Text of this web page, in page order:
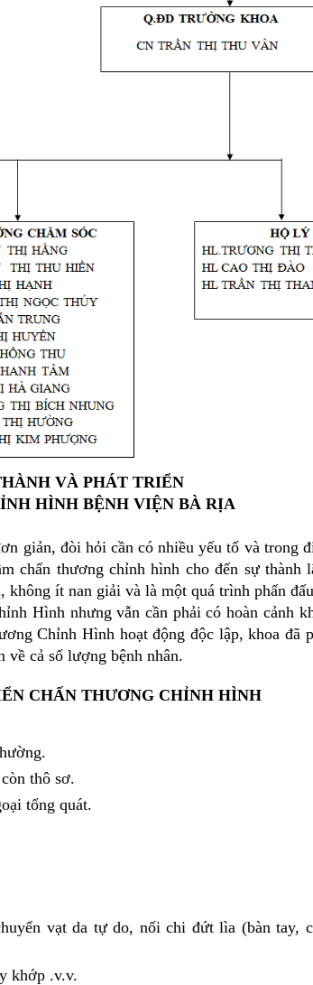
VÀ PHÁT TRIỂN
HÌNH BỆNH VIỆN BÀ RỊA
giản, đòi hỏi cần có nhiều yếu tố và trong
chấn thương chỉnh hình cho đến sự thành
ít nan giải và là một quá trình phấn
Hình nhưng vẫn cần phải có hoàn cảnh
Chỉnh Hình hoạt động độc lập, khoa đã
về cả số lượng bệnh nhân.
CHẤN THƯƠNG CHỈNH HÌNH
thô sơ.
tổng quát.
vạt da tự do, nối chi đứt lìa (bàn tay,
khớp .v.v.